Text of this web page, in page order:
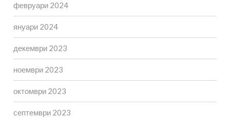
февруари 2024
януари 2024
декември 2023
ноември 2023
октомври 2023
септември 2023